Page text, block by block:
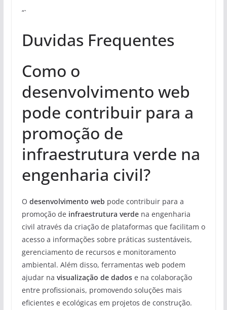
“`
Duvidas Frequentes
Como o
desenvolvimento web
pode contribuir para a
promoção de
infraestrutura verde na
engenharia civil?
O desenvolvimento web pode contribuir para a
promoção de infraestrutura verdena engenharia
civil através da criação de plataformas que facilitam o
acesso a informações sobre práticas sustentáveis,
gerenciamento de recursos e monitoramento
ambiental. Além disso, ferramentas web podem
ajudar na visualização de dadose na colaboração
entre profissionais, promovendo soluções mais
eficientes e ecológicas em projetos de construção.